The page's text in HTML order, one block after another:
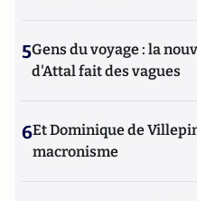
5Gens du voyage : la
d'Attal fait des vagues
6Et Dominique de
macronisme